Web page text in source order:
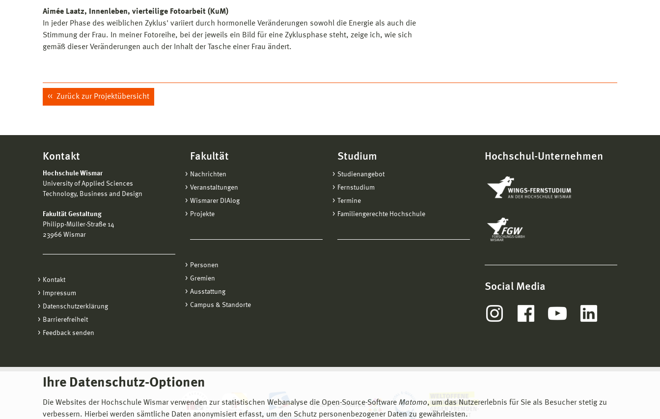
Ihre Datenschutz-Optionen
Die Websites der Hochschule Wismar verwenden zur statistischen Webanalyse die Open-Source-Software Matomo, um das Nutzererlebnis für Sie als Besucher stetig zu
verbessern. Hierbei werden sämtliche Daten anonymisiert erfasst, um den Schutz personenbezogener Daten zu gewährleisten.
Aimée Laatz, Innenleben, vierteilige Fotoarbeit (KuM)
In jeder Phase des weiblichen Zyklus' variiert durch hormonelle Veränderungen sowohl die Energie als auch die
Stimmung der Frau. In meiner Fotoreihe, bei der jeweils ein Bild für eine Zyklusphase steht, zeige ich, wie sich
gemäß dieser Veränderungen auch der Inhalt der Tasche einer Frau ändert.
Zurück zur Projektübersicht
Kontakt
Hochschule Wismar
University of Applied Sciences
Technology, Business and Design
Fakultät Gestaltung
Philipp-Müller-Straße 14
23966 Wismar
Kontakt
Impressum
Datenschutzerklärung
Barrierefreiheit
Feedback senden
Fakultät
Nachrichten
Veranstaltungen
Wismarer DIAlog
Projekte
Personen
Gremien
Ausstattung
Campus & Standorte
Studium
Studienangebot
Fernstudium
Termine
Familiengerechte Hochschule
Hochschul-Unternehmen
Social Media